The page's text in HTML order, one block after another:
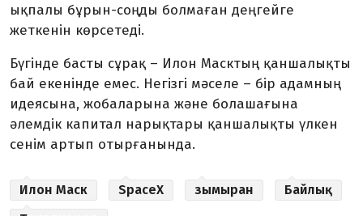
ықпалы бұрын-соңды болмаған деңгейге
жеткенін көрсетеді.
Бүгінде басты сұрақ – Илон Масктың қаншалықты
бай екенінде емес. Негізгі мәселе – бір адамның
идеясына, жобаларына және болашағына
әлемдік капитал нарықтары қаншалықты үлкен
сенім артып отырғанында.
Илон Маск SpaceX зымыран
Байлық